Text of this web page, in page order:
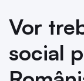
Vor
social